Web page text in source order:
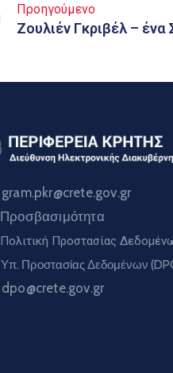
Προηγούμενο
Ζουλιέν Γκριβέλ – ένα
gram.pkr@crete.gov.gr
Προσβασιμότητα
Πολιτική Προστασίας
Υπ. Προστασίας Δεδομένων
dpo@crete.gov.gr